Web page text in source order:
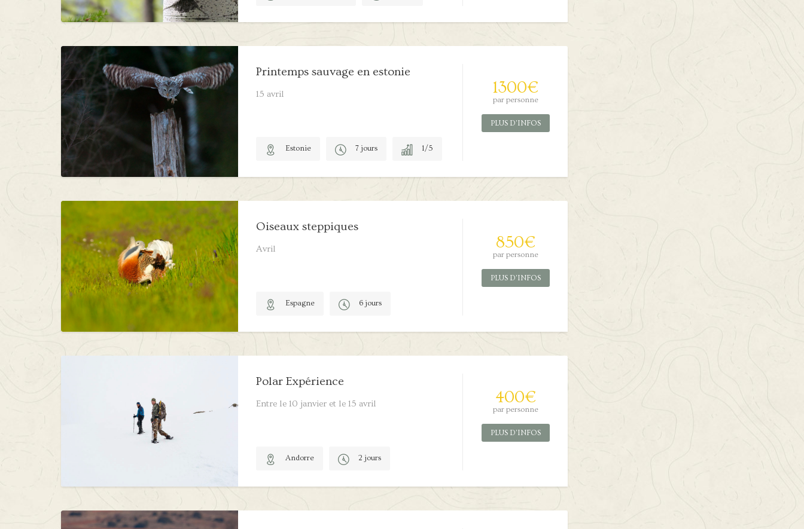
1/5
Printemps sauvage en estonie
15 avril 1300€
par personne
PLUS D'INFOS
Estonie 7 jours 1/5
Oiseaux steppiques
Avril 850€
par personne
PLUS D'INFOS
Espagne 6 jours
0/5
Polar Expérience
Entre le 10 janvier et le 15 avril 400€
par personne
PLUS D'INFOS
Andorre 2 jours
5/5